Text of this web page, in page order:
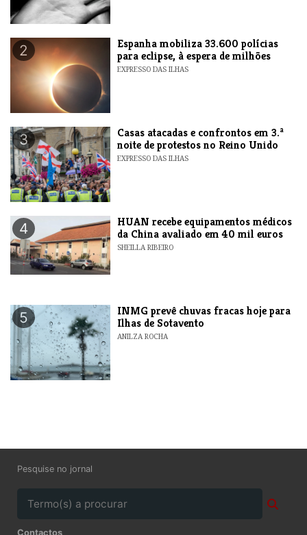
2
Espanha mobiliza 33.600 polícias
para eclipse, à espera de milhões
EXPRESSO DAS ILHAS
3
Casas atacadas e confrontos em 3.ª
noite de protestos no Reino Unido
EXPRESSO DAS ILHAS
4
HUAN recebe equipamentos médicos
da China avaliado em 40 mil euros
SHEILLA RIBEIRO
5
INMG prevê chuvas fracas hoje para
Ilhas de Sotavento
ANILZA ROCHA
Pesquise no jornal
Contactos